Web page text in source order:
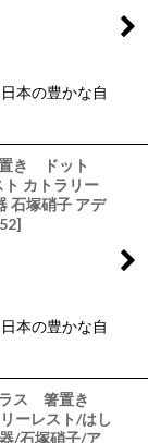
本の豊かな自
置き ドット
カトラリー
石塚硝子 アデ
]
本の豊かな自
ラス 箸置き
ーレスト/はし
/石塚硝子/ア